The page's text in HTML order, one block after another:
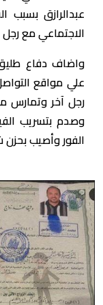
عبدالرازق بسبب
الاجتماعي مع رجل
واضاف دفاع
علي مواقع
رجل آخر وتمارس
وصدم بتسريب
الفور وأصيب